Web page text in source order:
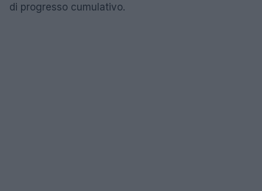
di progresso cumulativo.